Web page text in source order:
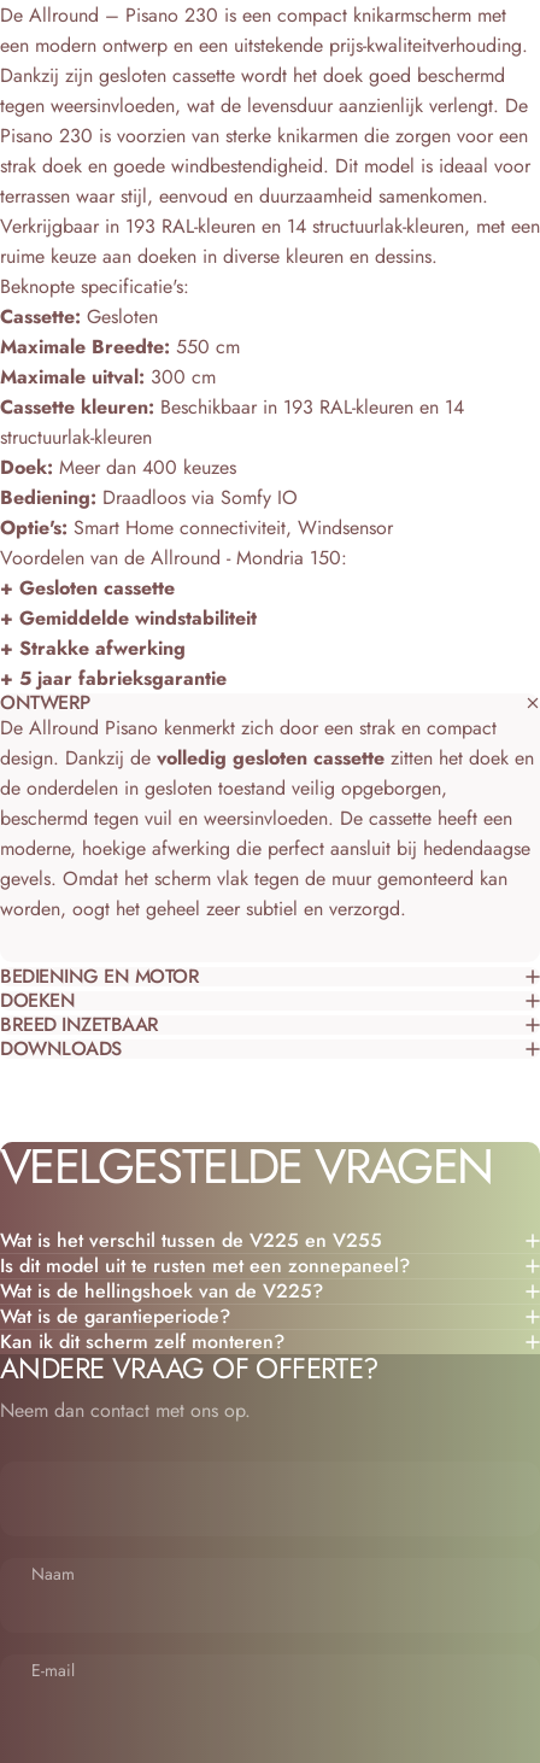
De Allround – Pisano 230 is een compact knikarmscherm met
een modern ontwerp en een uitstekende prijs-kwaliteitverhouding.
Dankzij zijn gesloten cassette wordt het doek goed beschermd
tegen weersinvloeden, wat de levensduur aanzienlijk verlengt. De
Pisano 230 is voorzien van sterke knikarmen die zorgen voor een
strak doek en goede windbestendigheid. Dit model is ideaal voor
terrassen waar stijl, eenvoud en duurzaamheid samenkomen.
Verkrijgbaar in 193 RAL-kleuren en 14 structuurlak-kleuren, met een
ruime keuze aan doeken in diverse kleuren en dessins.
Beknopte specificatie's:
Cassette: Gesloten
Maximale Breedte: 550 cm
Maximale uitval: 300 cm
Cassette kleuren: Beschikbaar in 193 RAL-kleuren en 14
structuurlak-kleuren
Doek: Meer dan 400 keuzes
Bediening: Draadloos via Somfy IO
Optie's: Smart Home connectiviteit, Windsensor
Voordelen van de Allround - Mondria 150:
+ Gesloten cassette
+ Gemiddelde windstabiliteit
+ Strakke afwerking
+ 5 jaar fabrieksgarantie
ONTWERP
De Allround Pisano kenmerkt zich door een strak en compact
design. Dankzij de volledig gesloten cassette zitten het doek en
de onderdelen in gesloten toestand veilig opgeborgen,
beschermd tegen vuil en weersinvloeden. De cassette heeft een
moderne, hoekige afwerking die perfect aansluit bij hedendaagse
gevels. Omdat het scherm vlak tegen de muur gemonteerd kan
worden, oogt het geheel zeer subtiel en verzorgd.
BEDIENING EN MOTOR
DOEKEN
BREED INZETBAAR
DOWNLOADS
VEELGESTELDEVRAGEN
Wat is het verschil tussen de V225 en V255
Is dit model uit te rusten met een zonnepaneel?
Wat is de hellingshoek van de V225?
Wat is de garantieperiode?
Kan ik dit scherm zelf monteren?
ANDERE VRAAG OF OFFERTE?
Neem dan contact met ons op.
Naam
E-mail